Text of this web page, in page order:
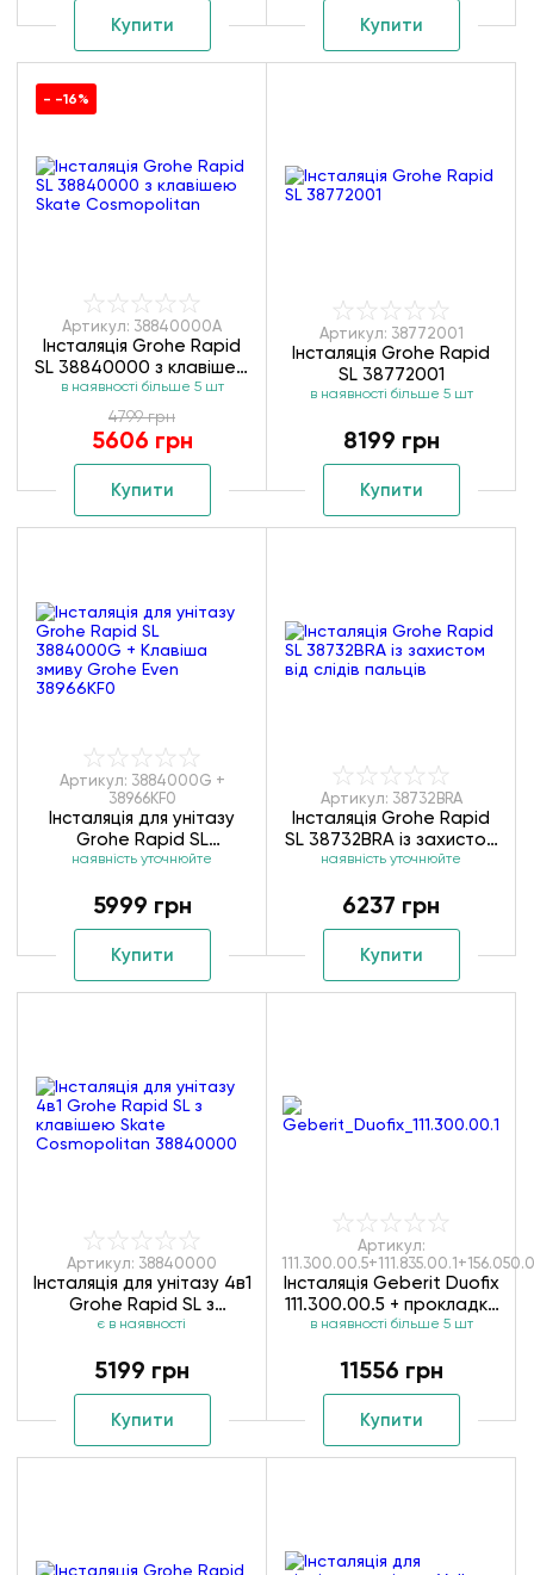
Купити Купити
- -16%
Артикул: 38840000A
Інсталяція Grohe Rapid
SL 38840000 з клавішею
Skate Cosmopolitan
в наявності більше 5 шт
4799 грн
5606 грн
Купити
Артикул: 38772001
Інсталяція Grohe Rapid
SL 38772001
в наявності більше 5 шт
8199 грн
Купити
Артикул: 3884000G +
38966KF0
Інсталяція для унітазу
Grohe Rapid SL
3884000G + Клавіша
38966KF0
наявність уточнюйте
5999 грн
Купити
Артикул: 38732BRA
Інсталяція Grohe Rapid
SL 38732BRA із захистом
від слідів пальців
наявність уточнюйте
6237 грн
Купити
Артикул: 38840000
Інсталяція для унітазу 4в1
Grohe Rapid SL з
клавішею Skate
є в наявності
5199 грн
Купити
Артикул:
Інсталяція Geberit Duofix
111.300.00.5 + прокладка
+ кріплення
в наявності більше 5 шт
11556 грн
Купити